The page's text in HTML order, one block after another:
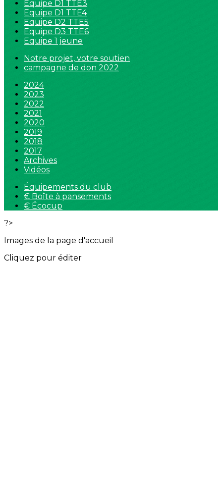
Equipe D1 TTE3
Equipe D1 TTE4
Equipe D2 TTE5
Equipe D3 TTE6
Equipe 1 jeune
Notre projet, votre soutien
campagne de don 2022
2024
2023
2022
2021
2020
2019
2018
2017
Archives
Vidéos
Équipements du club
€ Boîte à pansements
€ Écocup
?>
Images de la page d'accueil
Cliquez pour éditer